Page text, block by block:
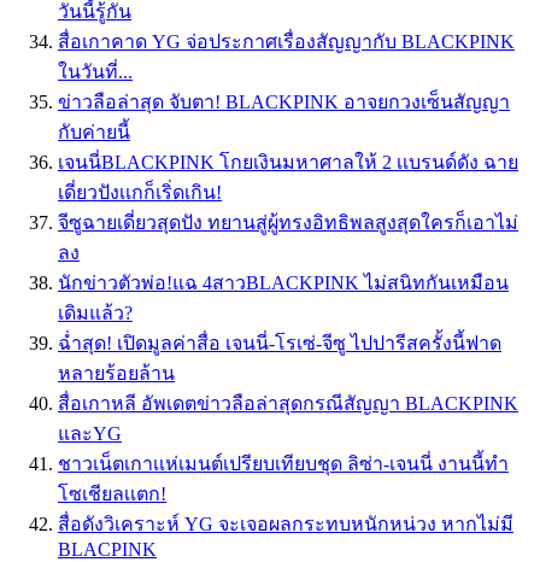
วันนี้รู้กัน
สื่อเกาคาด YG จ่อประกาศเรื่องสัญญากับ BLACKPINK
ในวันที่...
ข่าวลือล่าสุด จับตา! BLACKPINK อาจยกวงเซ็นสัญญา
กับค่ายนี้
เจนนี่BLACKPINK โกยเงินมหาศาลให้ 2 เเบรนด์ดัง ฉาย
เดี่ยวปังเเกก็เริ่ดเกิน!
จีซูฉายเดี่ยวสุดปัง ทยานสู่ผู้ทรงอิทธิพลสูงสุดใครก็เอาไม่
ลง
นักข่าวตัวพ่อ!แฉ 4สาวBLACKPINK ไม่สนิทกันเหมือน
เดิมแล้ว?
ฉ่ำสุด! เปิดมูลค่าสื่อ เจนนี่-โรเซ่-จีซู ไปปารีสครั้งนี้ฟาด
หลายร้อยล้าน
สื่อเกาหลี อัพเดตข่าวลือล่าสุดกรณีสัญญา BLACKPINK
และYG
ชาวเน็ตเกาเเห่เมนต์เปรียบเทียบชุด ลิซ่า-เจนนี่ งานนี้ทำ
โซเชียลเเตก!
สื่อดังวิเคราะห์ YG จะเจอผลกระทบหนักหน่วง หากไม่มี
BLACPINK